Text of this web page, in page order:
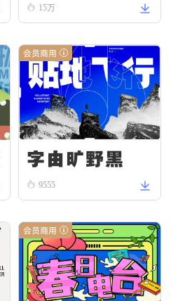
515万
会员商用
字由旷野黑
9555
会员商用